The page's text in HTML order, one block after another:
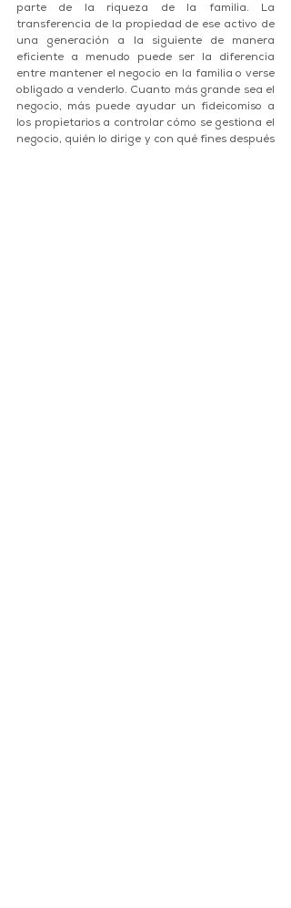
parte de la riqueza de la familia. La
transferencia de la propiedad de ese activo de
una generación a la siguiente de manera
eficiente a menudo puede ser la diferencia
entre mantener el negocio en la familia o verse
obligado a venderlo. Cuanto más grande sea el
negocio, más puede ayudar un fideicomiso a
los propietarios a controlar cómo se gestiona el
negocio, quién lo dirige y con qué fines después